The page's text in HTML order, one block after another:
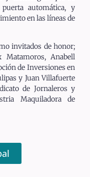
automática, y
en las líneas de
invitados de honor;
Anabell
de Inversiones en
y Juan Villafuerte
de Jornaleros y
Maquiladora de